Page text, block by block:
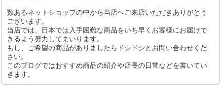
数あるネットショップの中から当店へご来店いただきありがとう
ございます。
当店では、日本では入手困難な商品をいち早くお客様にお届けで
きるよう努力してまいります。
もし、ご希望の商品がありましたらドシドシとお問い合わせくだ
さい。
このブログではおすすめ商品の紹介や店長の日常などを書いてい
きます。